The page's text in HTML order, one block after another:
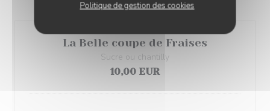
Politique de gestion des cookies
La Belle coupe de Fraises
Sucre ou chantilly
10,00 EUR